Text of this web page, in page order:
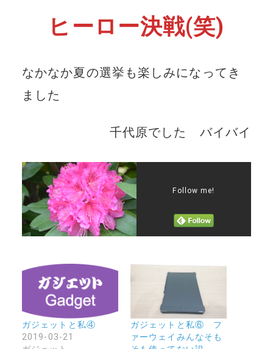
ヒーロー決戦(笑)
なかなか夏の選挙も楽しみになってき
ました
千代原でした バイバイ
Follow me!
ガジェットと私④
2019-03-21
ガジェットと私⑥ フ
ァーウェイみんなそも